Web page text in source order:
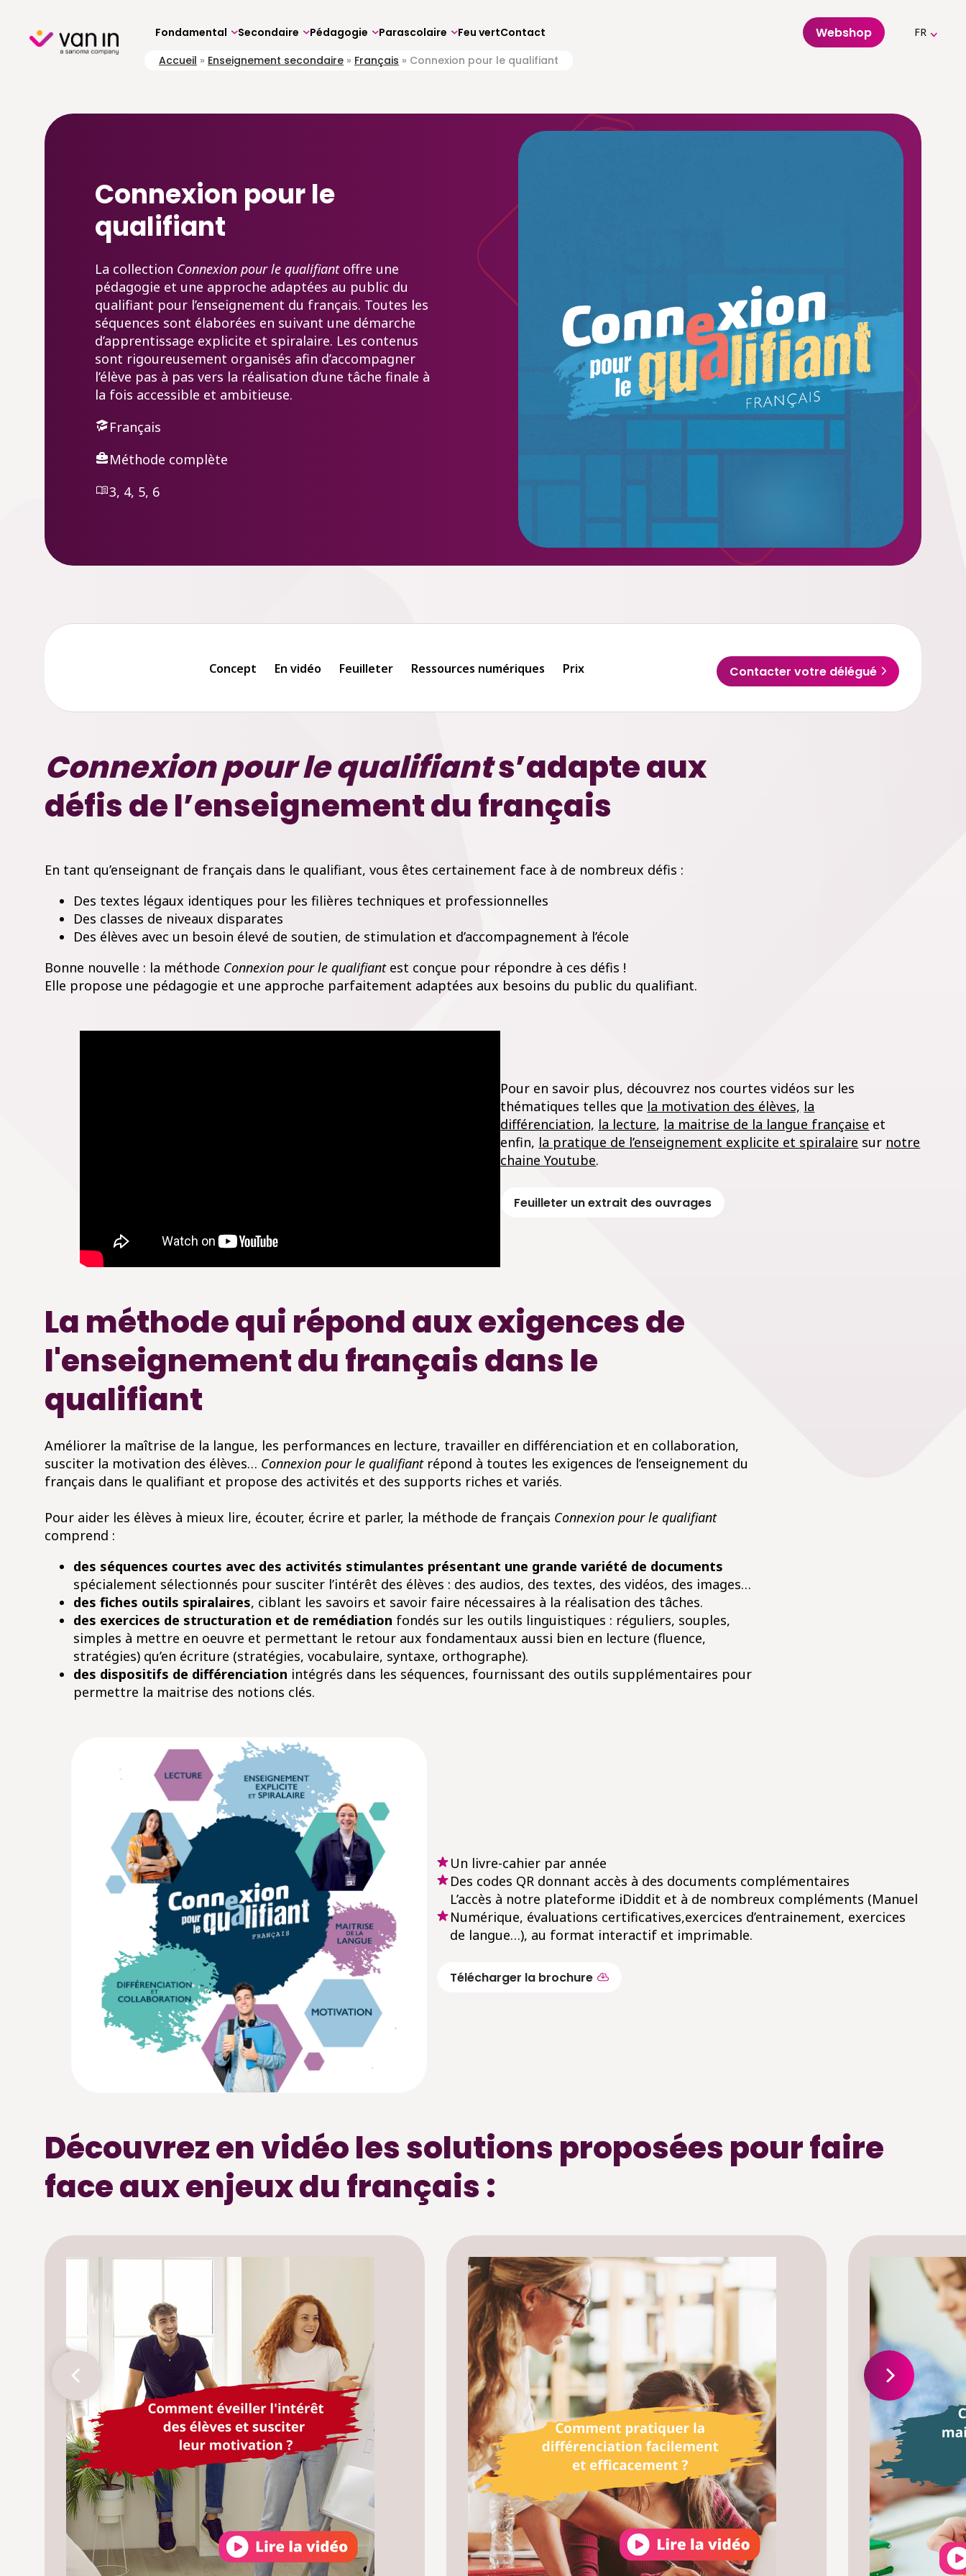
content Fondamental Secondaire Pédagogie Parascolaire Feu vertContact Webshop FR
Accueil » Enseignement secondaire » Français » Connexion pour le qualifiant
Connexion pour le
qualifiant
La collection Connexion pour le qualifiantoffre une
pédagogie et une approche adaptées au public du
qualifiant pour l’enseignement du français. Toutes les
séquences sont élaborées en suivant une démarche
d’apprentissage explicite et spiralaire. Les contenus
sont rigoureusement organisés afin d’accompagner
l’élève pas à pas vers la réalisation d’une tâche finale à
la fois accessible et ambitieuse.
Français
Méthode complète
3, 4, 5, 6
Concept En vidéo Feuilleter Ressources numériques Prix Contacter votre délégué
Connexion pour le qualifiants’adapte aux
défis de l’enseignement du français
En tant qu’enseignant de français dans le qualifiant, vous êtes certainement face à de nombreux défis :
Des textes légaux identiques pour les filières techniques et professionnelles
Des classes de niveaux disparates
Des élèves avec un besoin élevé de soutien, de stimulation et d’accompagnement à l’école
Bonne nouvelle : la méthode Connexion pour le qualifiant est conçue pour répondre à ces défis !
Elle propose une pédagogie et une approche parfaitement adaptées aux besoins du public du qualifiant.
Pour en savoir plus, découvrez nos courtes vidéos sur les
thématiques telles que la motivation des élèves, la
différenciation, la lecture, la maitrise de la langue française et
enfin, la pratique de l’enseignement explicite et spiralaire sur notre
chaine Youtube.
Feuilleter un extrait des ouvrages
La méthode qui répond aux exigences de
l'enseignement du français dans le
qualifiant
Améliorer la maîtrise de la langue, les performances en lecture, travailler en différenciation et en collaboration,
susciter la motivation des élèves… Connexion pour le qualifiantrépond à toutes les exigences de l’enseignement du
français dans le qualifiant et propose des activités et des supports riches et variés.
Pour aider les élèves à mieux lire, écouter, écrire et parler, la méthode de français Connexion pour le qualifiant
comprend :
des séquences courtes avec des activités stimulantes présentant une grande variété de documents
spécialement sélectionnés pour susciter l’intérêt des élèves : des audios, des textes, des vidéos, des images…
des fiches outils spiralaires, ciblant les savoirs et savoir faire nécessaires à la réalisation des tâches.
des exercices de structuration et de remédiation fondés sur les outils linguistiques : réguliers, souples,
simples à mettre en oeuvre et permettant le retour aux fondamentaux aussi bien en lecture (fluence,
stratégies) qu’en écriture (stratégies, vocabulaire, syntaxe, orthographe).
des dispositifs de différenciation intégrés dans les séquences, fournissant des outils supplémentaires pour
permettre la maitrise des notions clés.
Un livre-cahier par année
Des codes QR donnant accès à des documents complémentaires
L’accès à notre plateforme iDiddit et à de nombreux compléments (Manuel
Numérique, évaluations certificatives,exercices d’entrainement, exercices
de langue…), au format interactif et imprimable.
Télécharger la brochure
Découvrez en vidéo les solutions proposées pour faire
face aux enjeux du français :